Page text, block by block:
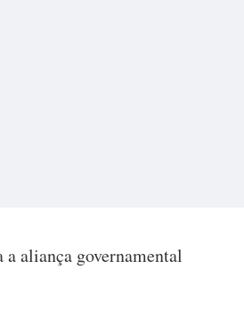
aliança governamental